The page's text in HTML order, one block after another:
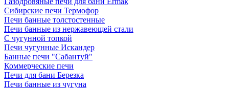
Сибирские печи Термофор
Печи банные толстостенные
Печи банные из нержавеющей стали
С чугунной топкой
Печи чугунные Искандер
Банные печи "Сабантуй"
Коммерческие печи
Печи для бани Березка
Печи банные из чугуна